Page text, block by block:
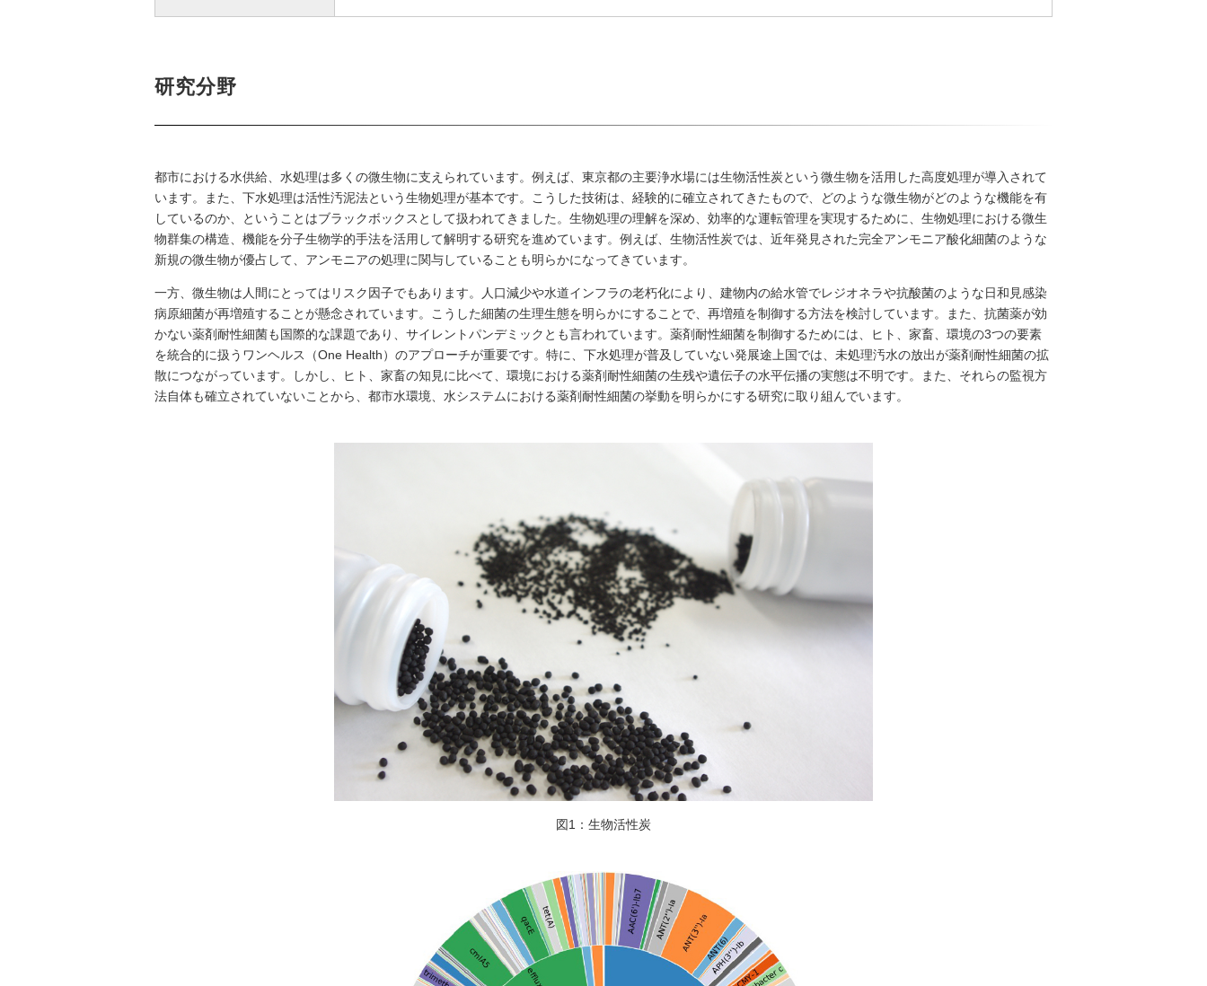
研究分野
都市における水供給、水処理は多くの微生物に支えられています。例えば、東京都の主要浄水場には生物活性炭という微生物を活用した高度処理が導入されて
います。また、下水処理は活性汚泥法という生物処理が基本です。こうした技術は、経験的に確立されてきたもので、どのような微生物がどのような機能を有
しているのか、ということはブラックボックスとして扱われてきました。生物処理の理解を深め、効率的な運転管理を実現するために、生物処理における微生
物群集の構造、機能を分子生物学的手法を活用して解明する研究を進めています。例えば、生物活性炭では、近年発見された完全アンモニア酸化細菌のような
新規の微生物が優占して、アンモニアの処理に関与していることも明らかになってきています。
一方、微生物は人間にとってはリスク因子でもあります。人口減少や水道インフラの老朽化により、建物内の給水管でレジオネラや抗酸菌のような日和見感染
病原細菌が再増殖することが懸念されています。こうした細菌の生理生態を明らかにすることで、再増殖を制御する方法を検討しています。また、抗菌薬が効
かない薬剤耐性細菌も国際的な課題であり、サイレントパンデミックとも言われています。薬剤耐性細菌を制御するためには、ヒト、家畜、環境の3つの要素
を統合的に扱うワンヘルス（One Health）のアプローチが重要です。特に、下水処理が普及していない発展途上国では、未処理汚水の放出が薬剤耐性細菌の拡
散につながっています。しかし、ヒト、家畜の知見に比べて、環境における薬剤耐性細菌の生残や遺伝子の水平伝播の実態は不明です。また、それらの監視方
法自体も確立されていないことから、都市水環境、水システムにおける薬剤耐性細菌の挙動を明らかにする研究に取り組んでいます。
図1：生物活性炭